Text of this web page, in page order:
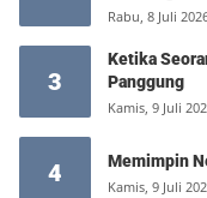
Rabu, 8 Juli
3
Ketika
Panggung
Kamis, 9 Juli
4 Memimpin
Kamis, 9 Juli